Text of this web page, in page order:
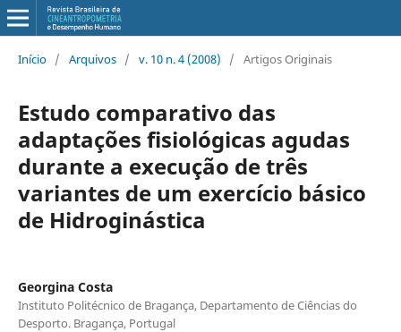
Início / Arquivos / v. 10 n. 4 (2008) / Artigos Originais
Estudo comparativo das
adaptações fisiológicas agudas
durante a execução de três
variantes de um exercício básico
de Hidroginástica
Georgina Costa
Instituto Politécnico de Bragança, Departamento de Ciências do
Desporto. Bragança, Portugal